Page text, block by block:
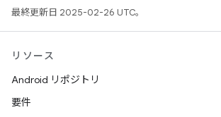
最終更新日 2025-02-26 UTC。
リソース
Android リポジトリ
要件